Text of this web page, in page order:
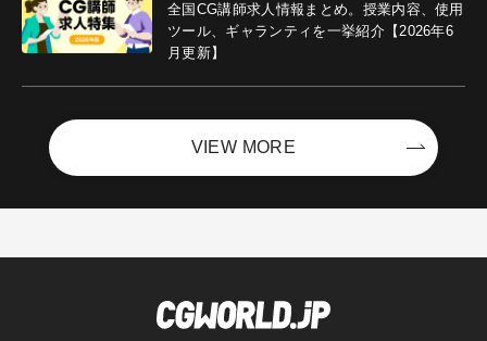
全国CG講師求人情報まとめ。授業内容、使用
ツール、ギャランティを一挙紹介【2026年6
月更新】
VIEW MORE